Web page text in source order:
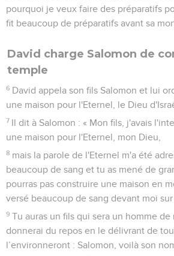
pourquoi je veux faire des préparatifs
fit beaucoup de préparatifs avant sa
David charge Salomon de
temple
6 David appela son fils Salomon et lui
une maison pour l'Eternel, le Dieu
7 Il dit à Salomon : « Mon fils, j'avais
une maison pour l'Eternel, mon Dieu,
8 mais la parole de l'Eternel m'a été
beaucoup de sang et tu as mené de
pourras pas construire une maison en
versé beaucoup de sang devant moi sur
9 Tu auras un fils qui sera un homme
donnerai du repos en le délivrant de
l’environneront : Salomon, voilà son